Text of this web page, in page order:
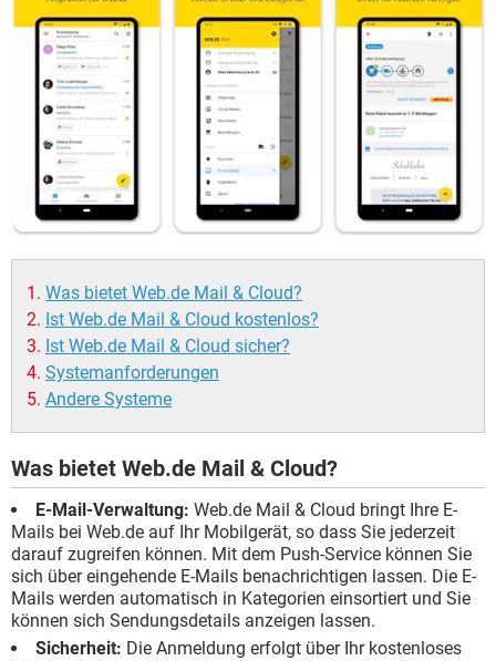
Was bietet Web.de Mail & Cloud?
Ist Web.de Mail & Cloud kostenlos?
Ist Web.de Mail & Cloud sicher?
Systemanforderungen
Andere Systeme
Was bietet Web.de Mail & Cloud?
E-Mail-Verwaltung: Web.de Mail & Cloud bringt Ihre E-
Mails bei Web.de auf Ihr Mobilgerät, so dass Sie jederzeit
darauf zugreifen können. Mit dem Push-Service können Sie
sich über eingehende E-Mails benachrichtigen lassen. Die E-
Mails werden automatisch in Kategorien einsortiert und Sie
können sich Sendungsdetails anzeigen lassen.
Sicherheit: Die Anmeldung erfolgt über Ihr kostenloses